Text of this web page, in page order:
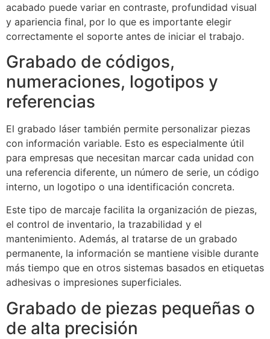
acabado puede variar en contraste, profundidad visual
y apariencia final, por lo que es importante elegir
correctamente el soporte antes de iniciar el trabajo.
Grabado de códigos,
numeraciones, logotipos y
referencias
El grabado láser también permite personalizar piezas
con información variable. Esto es especialmente útil
para empresas que necesitan marcar cada unidad con
una referencia diferente, un número de serie, un código
interno, un logotipo o una identificación concreta.
Este tipo de marcaje facilita la organización de piezas,
el control de inventario, la trazabilidad y el
mantenimiento. Además, al tratarse de un grabado
permanente, la información se mantiene visible durante
más tiempo que en otros sistemas basados en etiquetas
adhesivas o impresiones superficiales.
Grabado de piezas pequeñas o
de alta precisión